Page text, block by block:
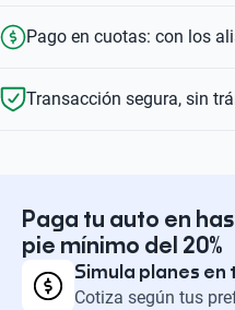
Pago en cuotas: con los
Transacción segura, sin
Paga tu auto en
pie mínimo del 20%
Simula planes en
Cotiza según tus